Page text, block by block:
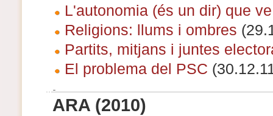
L'autonomia (és un dir) que ve
Religions: llums i ombres
Partits, mitjans i juntes
El problema del PSC
ARA (2010)